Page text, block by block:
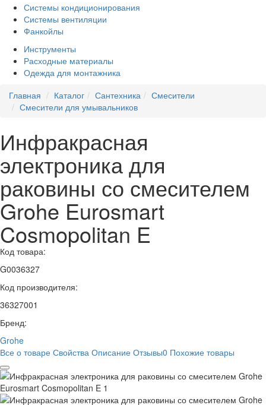
Системы кондиционирования
Системы вентиляции
Фанкойлы
Инструменты
Расходные материалы
Одежда для монтажника
Главная
Каталог Сантехника
Смесители
Смесители для умывальников
Инфракрасная
электроника для
раковины со смесителем
Grohe Eurosmart
Cosmopolitan E
Код товара:
G0036327
Код производителя:
36327001
Бренд:
Grohe
Все о товаре Свойства Описание Отзывы0 Похожие товары